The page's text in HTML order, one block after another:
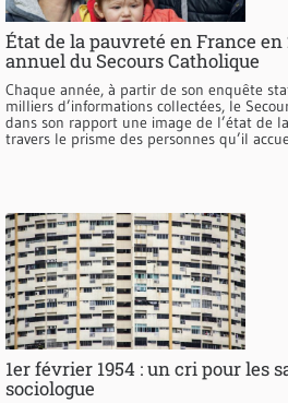
État de la pauvreté en France en
annuel du Secours Catholique
Chaque année, à partir de son enquête
milliers d’informations collectées, le
dans son rapport une image de l’état de
travers le prisme des personnes qu’il
1er février 1954 : un cri pour les
sociologue